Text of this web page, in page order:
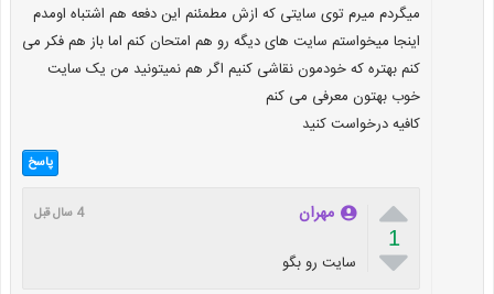
میگردم میرم توی سایتی که ازش مطمئنم این دفعه هم اشتباه اومدم
اینجا میخواستم سایت های دیگه رو هم امتحان کنم اما باز هم فکر می
کنم بهتره که خودمون نقاشی کنیم اگر هم نمیتونید من یک سایت
خوب بهتون معرفی می کنم
کافیه درخواست کنید
پاسخ

1

مهران 4 سال قبل
سایت رو بگو